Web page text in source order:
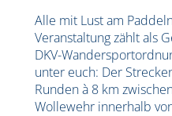
Alle mit Lust am
Veranstaltung zählt als
DKV-
unter euch: Der
Runden à 8 km
Wollewehr innerhalb